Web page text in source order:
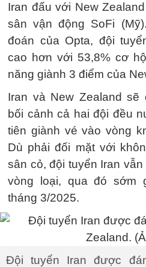
Iran đấu với New
sân vận động SoFi
đoán của Opta, đội
cao hơn với 53,8% cơ
năng giành 3 điểm của
Iran và New Zealand sẽ
bối cảnh cả hai đội đều
tiên giành vé vào vòng
Dù phải đối mặt với
sân cỏ, đội tuyển Iran
vòng loại, qua đó sớm
tháng 3/2025.
Đội tuyển Iran được